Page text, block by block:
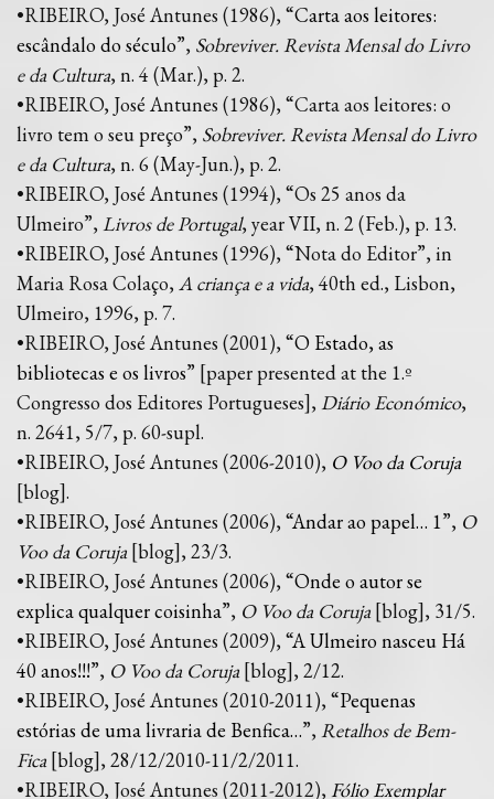
•RIBEIRO, José Antunes (1986), “Carta aos leitores:
escândalo do século”, Sobreviver. Revista Mensal do Livro
e da Cultura, n. 4 (Mar.), p. 2.
•RIBEIRO, José Antunes (1986), “Carta aos leitores: o
livro tem o seu preço”, Sobreviver. Revista Mensal do Livro
e da Cultura, n. 6 (May-Jun.), p. 2.
•RIBEIRO, José Antunes (1994), “Os 25 anos da
Ulmeiro”, Livros de Portugal, year VII, n. 2 (Feb.), p. 13.
•RIBEIRO, José Antunes (1996), “Nota do Editor”, in
Maria Rosa Colaço, A criança e a vida, 40th ed., Lisbon,
Ulmeiro, 1996, p. 7.
•RIBEIRO, José Antunes (2001), “O Estado, as
bibliotecas e os livros” [paper presented at the 1.º
Congresso dos Editores Portugueses], Diário Económico,
n. 2641, 5/7, p. 60-supl.
•RIBEIRO, José Antunes (2006-2010), O Voo da Coruja
[blog].
•RIBEIRO, José Antunes (2006), “Andar ao papel… 1”, O
Voo da Coruja[blog], 23/3.
•RIBEIRO, José Antunes (2006), “Onde o autor se
explica qualquer coisinha”, O Voo da Coruja[blog], 31/5.
•RIBEIRO, José Antunes (2009), “A Ulmeiro nasceu Há
40 anos!!!”, O Voo da Coruja[blog], 2/12.
•RIBEIRO, José Antunes (2010-2011), “Pequenas
estórias de uma livraria de Benfica…”, Retalhos de Bem-
Fica[blog], 28/12/2010-11/2/2011.
•RIBEIRO, José Antunes (2011-2012), Fólio Exemplar